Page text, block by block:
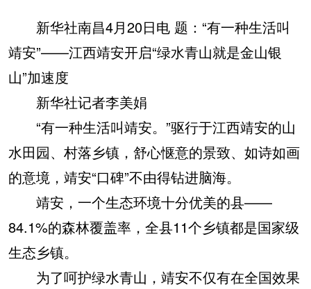
新华社南昌4月20日电 题：“有一种生活叫
靖安”——江西靖安开启“绿水青山就是金山银
山”加速度
新华社记者李美娟
“有一种生活叫靖安。”驱行于江西靖安的山
水田园、村落乡镇，舒心惬意的景致、如诗如画
的意境，靖安“口碑”不由得钻进脑海。
靖安，一个生态环境十分优美的县——
84.1%的森林覆盖率，全县11个乡镇都是国家级
生态乡镇。
为了呵护绿水青山，靖安不仅有在全国效果